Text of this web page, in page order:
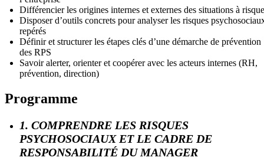
Différencier les origines internes et externes des situations à risque
Disposer d’outils concrets pour analyser les risques
repérés
Définir et structurer les étapes clés d’une démarche de prévention
des RPS
Savoir alerter, orienter et coopérer avec les acteurs internes (RH,
prévention, direction)
Programme
1. COMPRENDRE LES RISQUES
PSYCHOSOCIAUX ET LE CADRE DE
RESPONSABILITÉ DU MANAGER